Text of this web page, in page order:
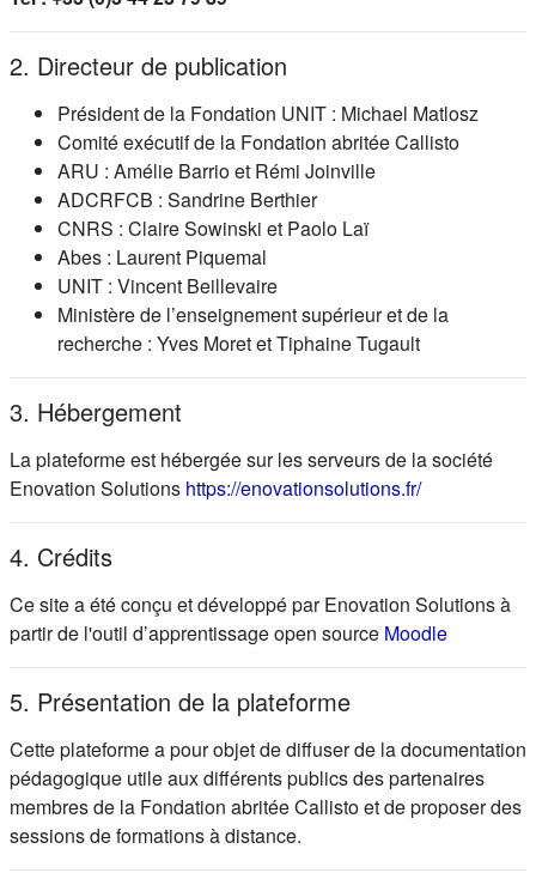
2. Directeur de publication
Président de la Fondation UNIT : Michael Matlosz
Comité exécutif de la Fondation abritée Callisto
ARU : Amélie Barrio et Rémi Joinville
ADCRFCB : Sandrine Berthier
CNRS : Claire Sowinski et Paolo Laï
Abes : Laurent Piquemal
UNIT : Vincent Beillevaire
Ministère de l’enseignement supérieur et de la
recherche : Yves Moret et Tiphaine Tugault
3. Hébergement
La plateforme est hébergée sur les serveurs de la société
Enovation Solutions https://enovationsolutions.fr/(s'ouvre
4. Crédits
Ce site a été conçu et développé par Enovation Solutions à
partir de l'outil d’apprentissage open source Moodle(s'ouvre
5. Présentation de la plateforme
Cette plateforme a pour objet de diffuser de la documentation
pédagogique utile aux différents publics des partenaires
membres de la Fondation abritée Callisto et de proposer des
sessions de formations à distance.